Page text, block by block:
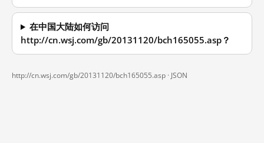
在中国大陆如何访问
http://cn.wsj.com/gb/20131120/bch165055.asp？
http://cn.wsj.com/gb/20131120/bch165055.asp · JSON